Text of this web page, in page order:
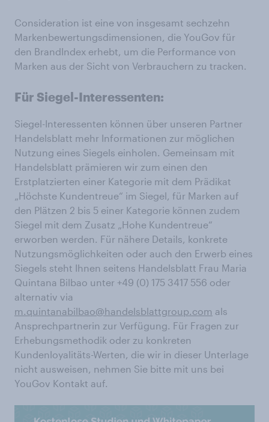
Consideration ist eine von insgesamt sechzehn
Markenbewertungsdimensionen, die YouGov für
den BrandIndex erhebt, um die Performance von
Marken aus der Sicht von Verbrauchern zu tracken.
Für Siegel-Interessenten:
Siegel-Interessenten können über unseren Partner
Handelsblatt mehr Informationen zur möglichen
Nutzung eines Siegels einholen. Gemeinsam mit
Handelsblatt prämieren wir zum einen den
Erstplatzierten einer Kategorie mit dem Prädikat
„Höchste Kundentreue“ im Siegel, für Marken auf
den Plätzen 2 bis 5 einer Kategorie können zudem
Siegel mit dem Zusatz „Hohe Kundentreue“
erworben werden. Für nähere Details, konkrete
Nutzungsmöglichkeiten oder auch den Erwerb eines
Siegels steht Ihnen seitens Handelsblatt Frau Maria
Quintana Bilbao unter +49 (0) 175 3417 556 oder
alternativ via
m.quintanabilbao@handelsblattgroup.com als
Ansprechpartnerin zur Verfügung. Für Fragen zur
Erhebungsmethodik oder zu konkreten
Kundenloyalitäts-Werten, die wir in dieser Unterlage
nicht ausweisen, nehmen Sie bitte mit uns bei
YouGov Kontakt auf.